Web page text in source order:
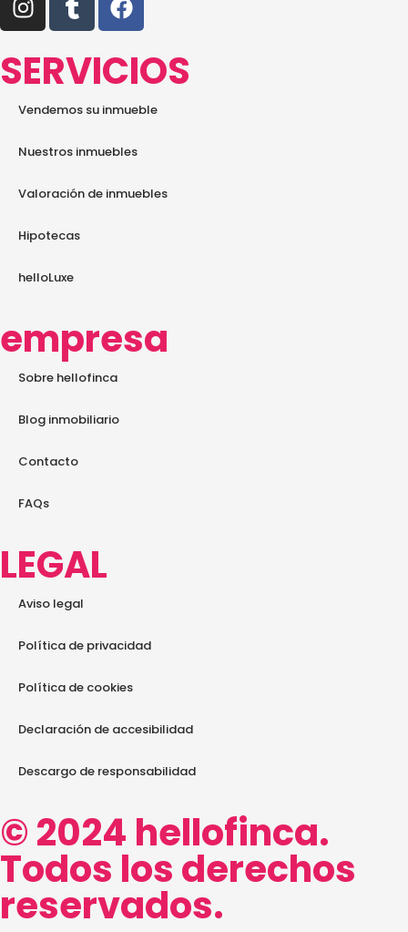
SERVICIOS
Vendemos su inmueble
Nuestros inmuebles
Valoración de inmuebles
Hipotecas
helloLuxe
empresa
Sobre hellofinca
Blog inmobiliario
Contacto
FAQs
LEGAL
Aviso legal
Política de privacidad
Política de cookies
Declaración de accesibilidad
Descargo de responsabilidad
© 2024 hellofinca.
Todos los derechos
reservados.